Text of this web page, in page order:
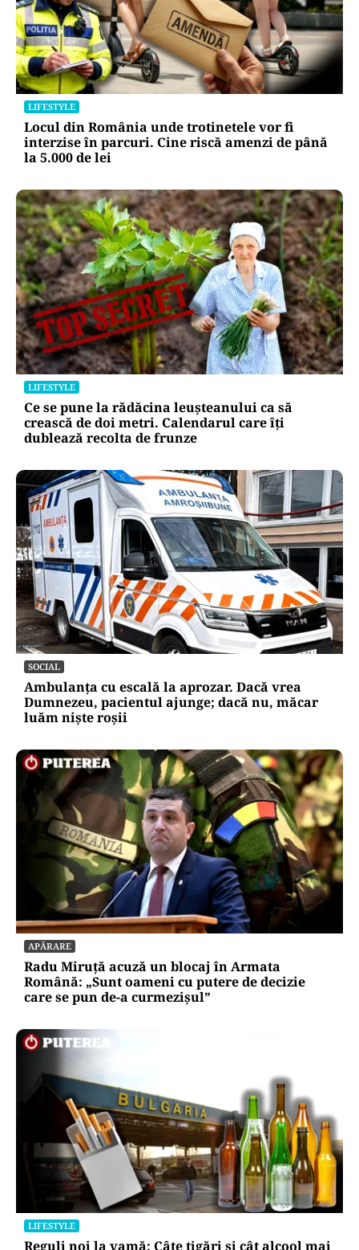
LIFESTYLE
Locul din România unde trotinetele vor fi
interzise în parcuri. Cine riscă amenzi de până
la 5.000 de lei
LIFESTYLE
Ce se pune la rădăcina leușteanului ca să
crească de doi metri. Calendarul care îți
dublează recolta de frunze
SOCIAL
Ambulanța cu escală la aprozar. Dacă vrea
Dumnezeu, pacientul ajunge; dacă nu, măcar
luăm niște roșii
APĂRARE
Radu Miruță acuză un blocaj în Armata
Română: „Sunt oameni cu putere de decizie
care se pun de-a curmezișul”
LIFESTYLE
Reguli noi la vamă: Câte țigări și cât alcool mai